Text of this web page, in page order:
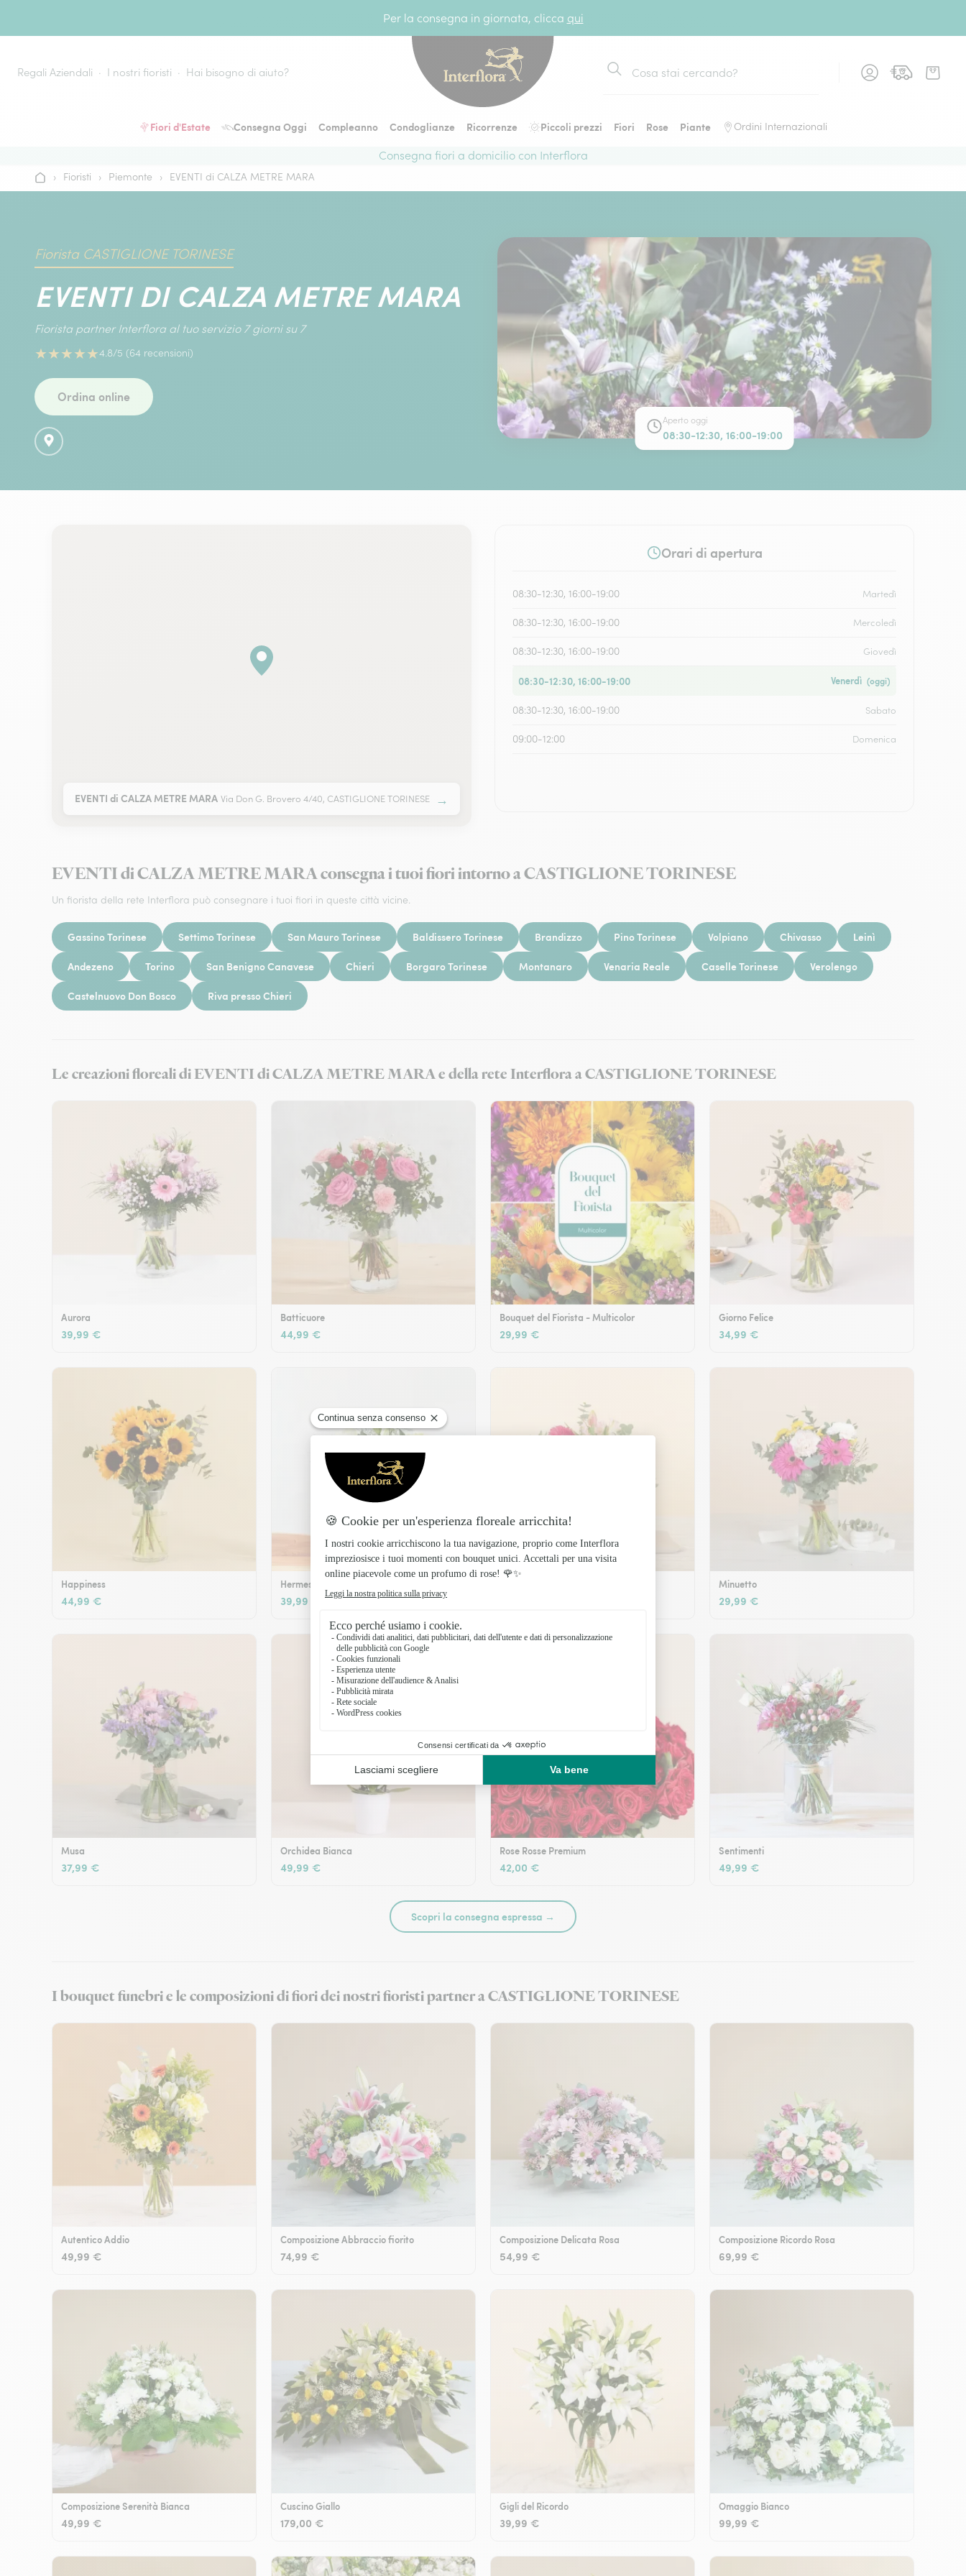
Per la consegna in giornata, clicca qui
Regali Aziendali I nostri fioristi Hai bisogno di aiuto?
Cerca
Fiori d'Estate Consegna Oggi Compleanno Condoglianze Ricorrenze Piccoli prezzi Fiori Rose Piante Ordini Internazionali
Consegna fiori a domicilio con Interflora
Home› Fioristi › Piemonte › EVENTI di CALZA METRE MARA
Fiorista CASTIGLIONE TORINESE
EVENTI DI CALZA METRE MARA
Fiorista partner Interflora al tuo servizio 7 giorni su 7
★★★★★4.8/5 (64 recensioni)
Ordina online
Aperto oggi
08:30-12:30, 16:00-19:00
EVENTI di CALZA METRE MARA Via Don G. Brovero 4/40, CASTIGLIONE TORINESE →
Orari di apertura
08:30-12:30, 16:00-19:00 Martedì
08:30-12:30, 16:00-19:00 Mercoledì
08:30-12:30, 16:00-19:00 Giovedì
08:30-12:30, 16:00-19:00 Venerdì (oggi)
08:30-12:30, 16:00-19:00 Sabato
09:00-12:00 Domenica
EVENTI di CALZA METRE MARA consegna i tuoi fiori intorno a CASTIGLIONE TORINESE
Un fiorista della rete Interflora può consegnare i tuoi fiori in queste città vicine.
Gassino Torinese Settimo Torinese San Mauro Torinese Baldissero Torinese Brandizzo Pino Torinese Volpiano Chivasso Leinì
Andezeno Torino San Benigno Canavese Chieri Borgaro Torinese Montanaro Venaria Reale Caselle Torinese Verolengo
Castelnuovo Don Bosco Riva presso Chieri
Le creazioni floreali di EVENTI di CALZA METRE MARA e della rete Interflora a CASTIGLIONE TORINESE
Aurora
39,99 €
Batticuore
44,99 €
Bouquet del Fiorista - Multicolor
29,99 €
Giorno Felice
34,99 €
Happiness
44,99 €
Hermes
39,99 €
Minuetto
29,99 €
Musa
37,99 €
Orchidea Bianca
49,99 €
Rose Rosse Premium
42,00 €
Sentimenti
49,99 €
Scopri la consegna espressa →
I bouquet funebri e le composizioni di fiori dei nostri fioristi partner a CASTIGLIONE TORINESE
Autentico Addio
49,99 €
Composizione Abbraccio fiorito
74,99 €
Composizione Delicata Rosa
54,99 €
Composizione Ricordo Rosa
69,99 €
Composizione Serenità Bianca
49,99 €
Cuscino Giallo
179,00 €
Gigli del Ricordo
39,99 €
Omaggio Bianco
99,99 €